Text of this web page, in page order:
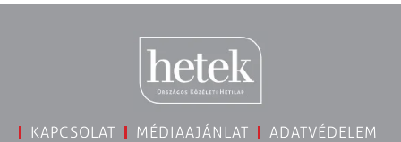
KAPCSOLAT MÉDIAAJÁNLAT
ADATVÉDELEM